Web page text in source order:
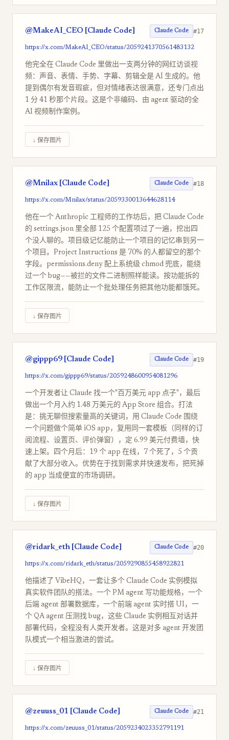
@MakeAI_CEO [Claude Code] Claude Code #17
https://x.com/MakeAI_CEO/status/2059241370561483132
他完全在 Claude Code 里做出一支两分钟的网红访谈视
频：声音、表情、手势、字幕、剪辑全是 AI 生成的。他
提到偶尔有发音瑕疵，但对情绪表达很满意，还专门点出
1 分 41 秒那个片段。这是个非编码、由 agent 驱动的全
AI 视频制作案例。
↓ 保存图片
@Mnilax [Claude Code] Claude Code #18
https://x.com/Mnilax/status/2059330013644628114
他在一个 Anthropic 工程师的工作坊后，把 Claude Code
的 settings.json 里全部 125 个配置项过了一遍，挖出四
个没人聊的。项目级记忆能防止一个项目的记忆串到另一
个项目。Project Instructions 是 70% 的人都留空的那个
字段。permissions.deny 配上系统级 chmod 兜底，能绕
过一个 bug——被拦的文件二进制照样能读。按功能拆的
工作区限流，能防止一个批处理任务把其他功能都饿死。
↓ 保存图片
@gippp69 [Claude Code] Claude Code #19
https://x.com/gippp69/status/2059248600954081296
一个开发者让 Claude 找一个"百万美元 app 点子"，最后
做出一个月入约 1.48 万美元的 App Store 组合。打法
是：挑无聊但搜索量高的关键词，用 Claude Code 围绕
一个问题做个简单 iOS app，复用同一套模板（同样的订
阅流程、设置页、评价弹窗），定 6.99 美元付费墙，快
速上架。四个月后：19 个 app 在线，7 个死了，5 个贡
献了大部分收入。优势在于找到需求并快速发布，把死掉
的 app 当成便宜的市场调研。
↓ 保存图片
@ridark_eth [Claude Code] Claude Code #20
https://x.com/ridark_eth/status/2059290855458922821
他描述了 VibeHQ，一套让多个 Claude Code 实例模拟
真实软件团队的搭法。一个 PM agent 写功能规格，一个
后端 agent 部署数据库，一个前端 agent 实时搭 UI，一
个 QA agent 压测找 bug，这些 Claude 实例相互对话并
部署代码，全程没有人类开发者。这是对多 agent 开发团
队模式一个相当激进的尝试。
↓ 保存图片
@zeuuss_01 [Claude Code] Claude Code #21
https://x.com/zeuuss_01/status/2059234023352791191